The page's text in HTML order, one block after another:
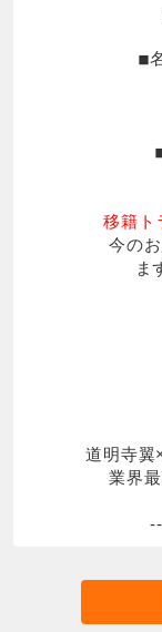
◾︎
移籍ト
今の
ま
道明寺翼
業界